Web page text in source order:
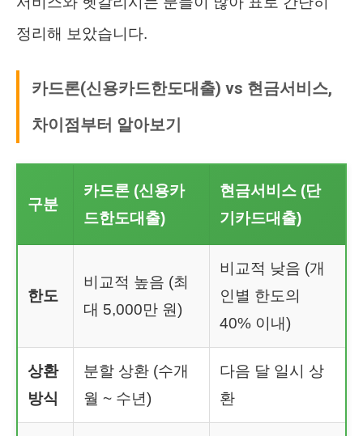
정리해 보았습니다.
카드론(신용카드한도대출) vs 현금서비스,
차이점부터 알아보기
구분
카드론 (신용카
드한도대출)
현금서비스 (단
기카드대출)
한도
비교적 높음 (최
대 5,000만 원)
비교적 낮음 (개
인별 한도의
40% 이내)
상환
방식
분할 상환 (수개
월 ~ 수년)
다음 달 일시 상
환